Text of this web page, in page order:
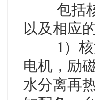
包括核
以及相应
1）核汽
电机，励
水分离再